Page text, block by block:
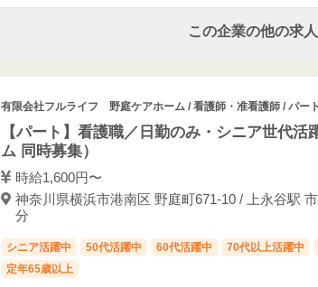
この企業の他の求
有限会社フルライフ 野庭ケアホーム/ 看護師・准看護師 / パー
【パート】看護職／日勤のみ・シニア世代
ム 同時募集）
時給1,600円〜
神奈川県横浜市港南区 野庭町671-10 / 上永谷
分
シニア活躍中 50代活躍中 60代活躍中 70代以上活躍中
定年65歳以上